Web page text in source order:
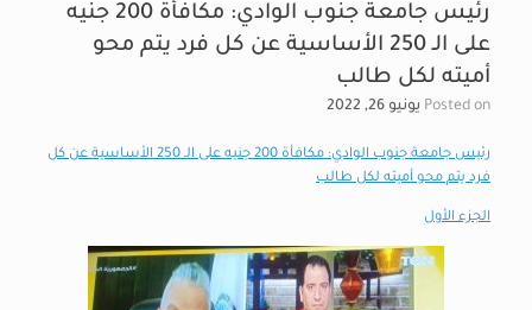
رئيس جامعة جنوب الوادي: مكافأة 200 جنيه
على الـ 250 الأساسية عن كل فرد يتم محو
أميته لكل طالب
Posted on يونيو 26, 2022
رئيس جامعة جنوب الوادي: مكافأة 200 جنيه على الـ 250 الأساسية عن كل
فرد يتم محو أميته لكل طالب
الجزء الأول